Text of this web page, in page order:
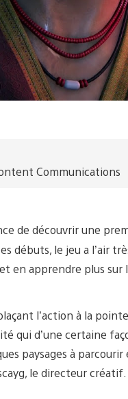
Communications
de découvrir une
débuts, le jeu a l’air
et en apprendre plus sur
l’action à la
qui d’une certaine
paysages à
le directeur créatif.